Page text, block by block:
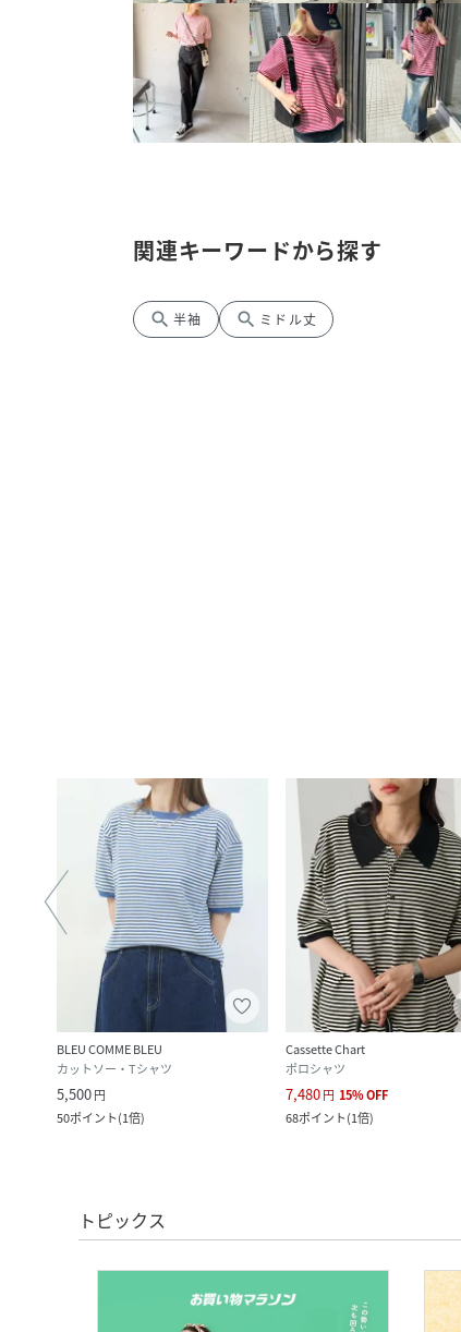
関連キーワードから探す
search 半袖 search ミドル丈
BLEU COMME BLEU
カットソー・Tシャツ
5,500円
50ポイント(1倍)
Cassette Chart
ポロシャツ
7,480円 15%OFF
68ポイント(1倍)
トピックス